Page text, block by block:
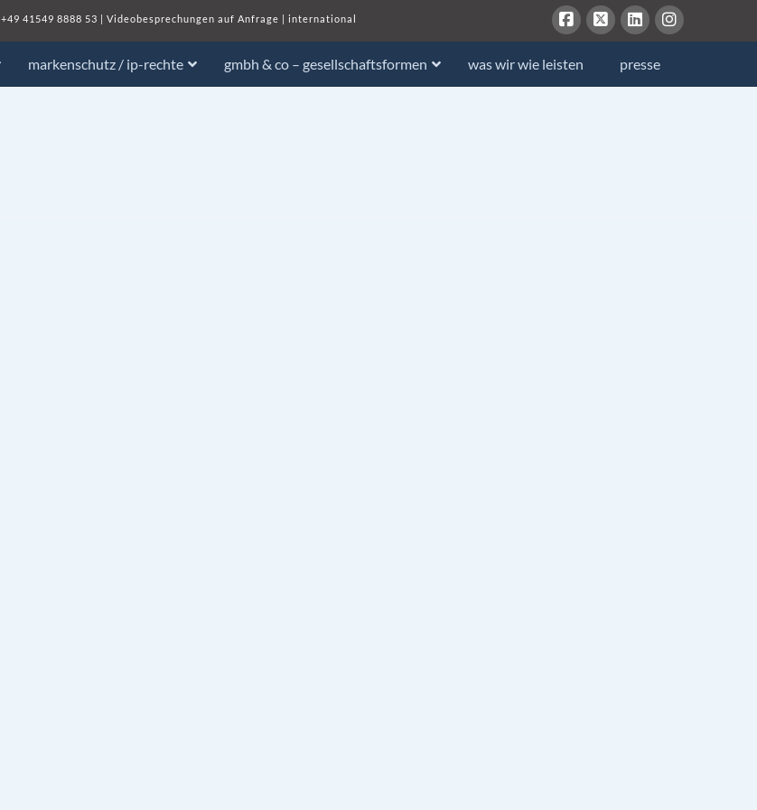
+49 41549 8888 53 | Videobesprechungen auf Anfrage | international
markenschutz / ip-rechte gmbh & co – gesellschaftsformen was wir wie leisten presse